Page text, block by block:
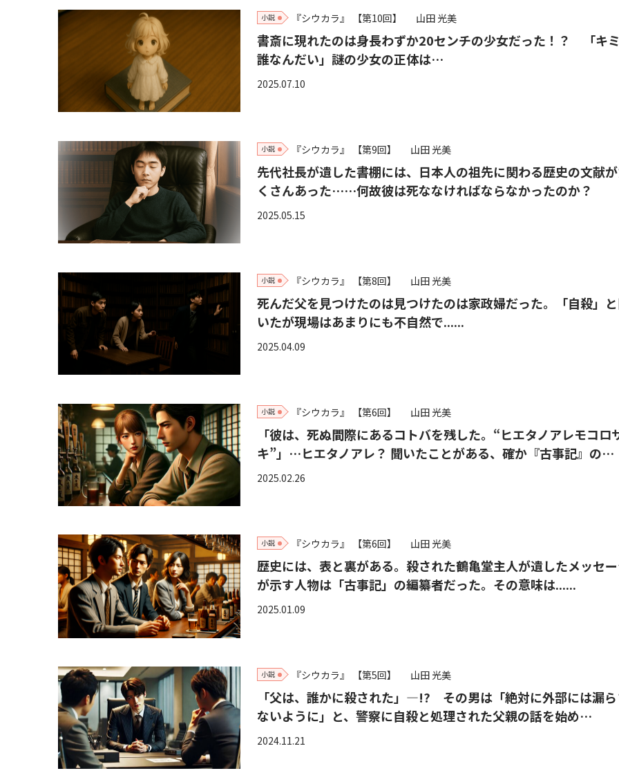
小説 『シウカラ』 【第10回】 山田 光美
書斎に現れたのは身長わずか20センチの少女だった！？ 「キ
誰なんだい」謎の少女の正体は…
2025.07.10
小説 『シウカラ』 【第9回】 山田 光美
先代社長が遺した書棚には、日本人の祖先に関わる歴史の文献
くさんあった……何故彼は死ななければならなかったのか？
2025.05.15
小説 『シウカラ』 【第8回】 山田 光美
死んだ父を見つけたのは見つけたのは家政婦だった。「自殺」
いたが現場はあまりにも不自然で......
2025.04.09
小説 『シウカラ』 【第6回】 山田 光美
「彼は、死ぬ間際にあるコトバを残した。“ヒエタノアレモコロ
キ”」…ヒエタノアレ？ 聞いたことがある、確か『古事記』の…
2025.02.26
小説 『シウカラ』 【第6回】 山田 光美
歴史には、表と裏がある。殺された鶴亀堂主人が遺したメッセ
が示す人物は「古事記」の編纂者だった。その意味は......
2025.01.09
小説 『シウカラ』 【第5回】 山田 光美
「父は、誰かに殺された」—!? その男は「絶対に外部には漏
ないように」と、警察に自殺と処理された父親の話を始め…
2024.11.21